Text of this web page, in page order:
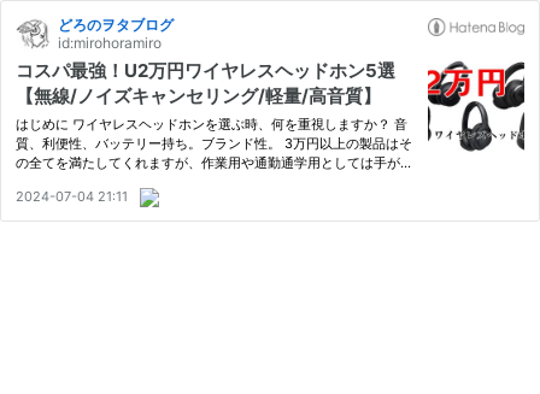
どろのヲタブログ
id:mirohoramiro
コスパ最強！U2万円ワイヤレスヘッドホン5選
【無線/ノイズキャンセリング/軽量/高音質】
はじめに ワイヤレスヘッドホンを選ぶ時、何を重視しますか？ 音
質、利便性、バッテリー持ち。ブランド性。 3万円以上の製品はそ
の全てを満たしてくれますが、作業用や通勤通学用としては手が出
ったらありがたい。 なので、今回は気軽に使えて本体も軽くて高…
2024-07-04 21:11